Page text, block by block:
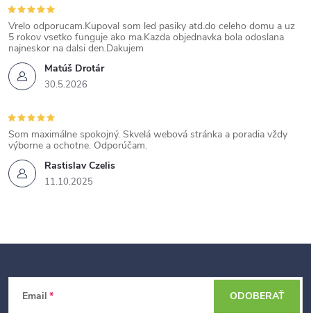
Matúš Drotár
30.5.2026
Vrelo odporucam.Kupoval som led pasiky atd.do celeho domu a uz
5 rokov vsetko funguje ako ma.Kazda objednavka bola odoslana
najneskor na dalsi den.Dakujem
Rastislav Czelis
11.10.2025
Som maximálne spokojný. Skvelá webová stránka a poradia vždy
výborne a ochotne. Odporúčam.
Email ODOBERAŤ